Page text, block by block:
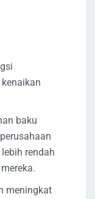
baku
rendah
meningkat